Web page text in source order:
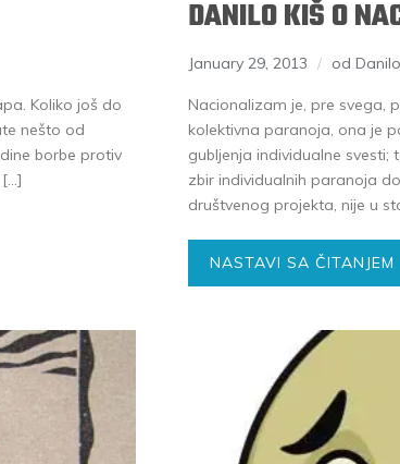
Koliko još do
nešto od
borbe protiv
DANILO KIŠ O
January 29, 2013 od
Nacionalizam je, pre svega,
kolektivna paranoja, ona je
gubljenja individualne
zbir individualnih paranoja
društvenog projekta, nije u
NASTAVI SA ČITANJEM